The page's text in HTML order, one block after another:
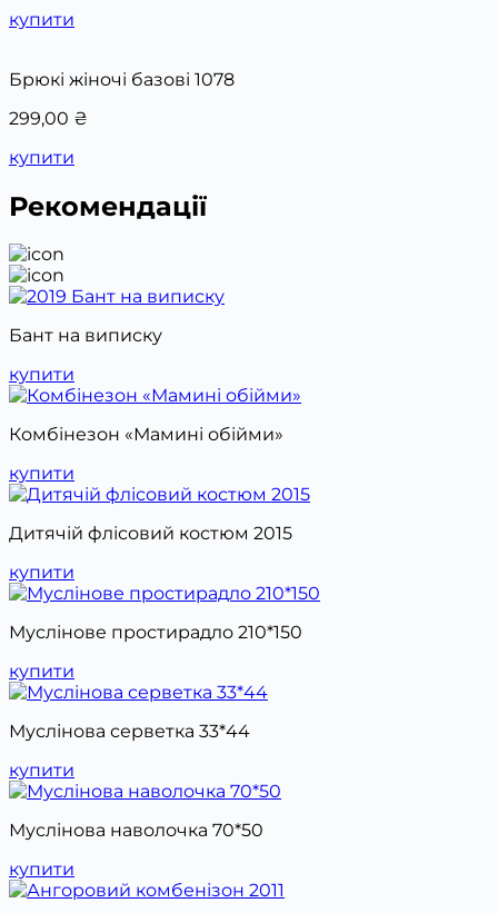
купити
Брюкі жіночі базові 1078
299,00 ₴
купити
Рекомендації
Бант на виписку
купити
Комбінезон «Мамині обійми»
купити
Дитячій флісовий костюм 2015
купити
Муслінове простирадло 210*150
купити
Муслінова серветка 33*44
купити
Муслінова наволочка 70*50
купити